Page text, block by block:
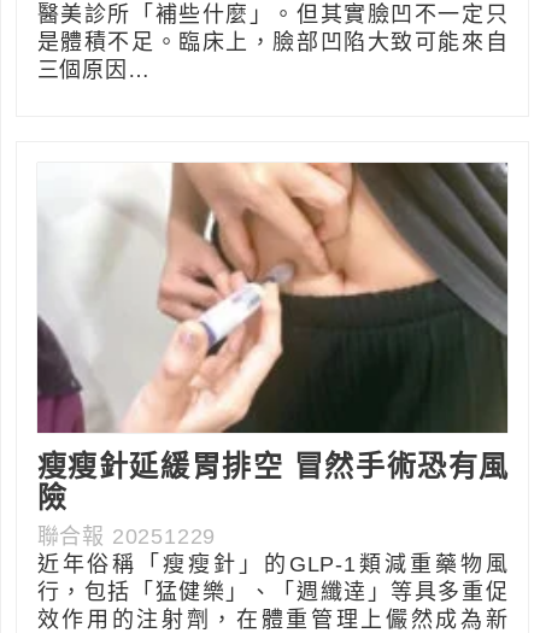
醫美診所「補些什麼」。但其實臉凹不一定只
是體積不足。臨床上，臉部凹陷大致可能來自
三個原因…
瘦瘦針延緩胃排空 冒然手術恐有風
險
聯合報 20251229
近年俗稱「瘦瘦針」的GLP-1類減重藥物風
行，包括「猛健樂」、「週纖逹」等具多重促
效作用的注射劑，在體重管理上儼然成為新